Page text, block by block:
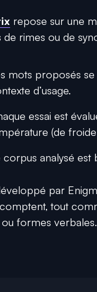
repose sur une
de rimes ou de
mots proposés
d’usage.
essai est
(de
corpus analysé est
par
tout
formes verbales.